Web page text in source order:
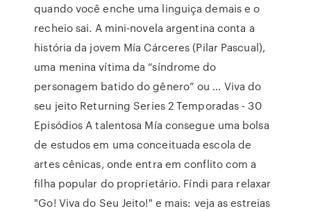
quando você enche uma linguiça demais e o
recheio sai. A mini-novela argentina conta a
história da jovem Mía Cárceres (Pilar Pascual),
uma menina vítima da “síndrome do
personagem batido do gênero” ou … Viva do
seu jeito Returning Series 2 Temporadas - 30
Episódios A talentosa Mía consegue uma bolsa
de estudos em uma conceituada escola de
artes cênicas, onde entra em conflito com a
filha popular do proprietário. Fíndi para relaxar
"Go! Viva do Seu Jeito!" e mais: veja as estreias